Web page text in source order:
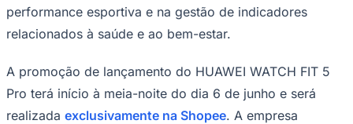
Palmeiras
performance esportiva e na gestão de indicadores
relacionados à saúde e ao bem-estar.
A promoção de lançamento do HUAWEI WATCH FIT 5
Pro terá início à meia-noite do dia 6 de junho e será
realizada exclusivamente na Shopee. A empresa